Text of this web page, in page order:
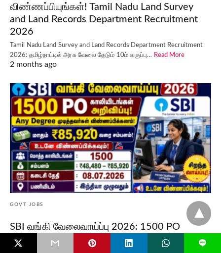
விண்ணப்பியுங்கள்! Tamil Nadu Land Survey
and Land Records Department Recruitment
2026
Tamil Nadu Land Survey and Land Records Department Recruitment
2026: தமிழ்நாட்டில் அரசு வேலை தேடும் 10ம் வகுப்பு… Read More
2 months ago
GOVT JOBS
SBI வங்கி வேலைவாய்ப்பு 2026: 1500 PO
காலியிடங்கள் அறிவிப்பு – Any Degree
L